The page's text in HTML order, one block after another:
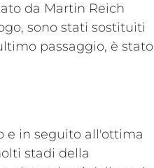
da Martin Reich
sono stati sostituiti
passaggio, è stato
e in seguito all'ottima
stadi della